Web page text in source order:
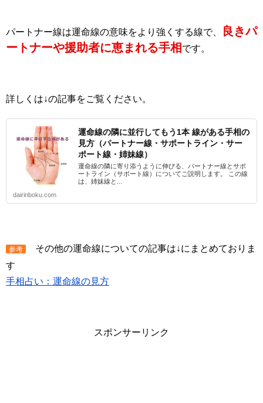
パートナー線は運命線の意味をより強くする線で、
良きパ
ートナーや援助者に恵まれる手相 です。
詳しくは↓の記事をご覧ください。
運命線の隣に並行してもう1本 線がある手相の
見方（パートナー線・サポートライン・サー
ポート線・姉妹線）
運命線の隣に寄り添うように伸びる、パートナー線とサポ
ートライン（サポート線）についてご説明します。 この線
は、姉妹線と...
dairinboku.com
参考
その他の運命線についての記事は↓にまとめておりま
す
手相占い：運命線の見方
スポンサーリンク